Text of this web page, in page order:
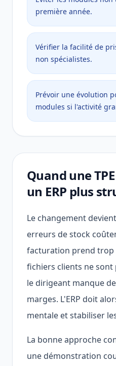
première année.
Vérifier la facilité de
non spécialistes.
Prévoir une évolution
modules si l'activité
Quand une
un ERP plus
Le changement
erreurs de stock
facturation prend trop
fichiers clients ne
le dirigeant manque
marges. L'ERP doit
mentale et stabiliser
La bonne approche
une démonstration